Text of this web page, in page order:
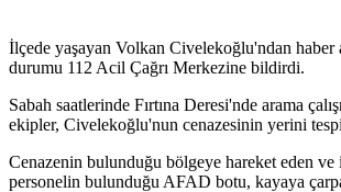
İlçede yaşayan Volkan Civelekoğlu'ndan haber
durumu 112 Acil Çağrı Merkezine bildirdi.
Sabah saatlerinde Fırtına Deresi'nde arama
ekipler, Civelekoğlu'nun cenazesinin yerini
Cenazenin bulunduğu bölgeye hareket eden ve
personelin bulunduğu AFAD botu, kayaya